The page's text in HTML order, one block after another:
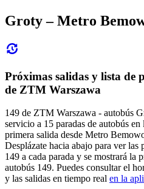
Groty – Metro
Próximas salidas y lista de
de ZTM Warszawa
149 de ZTM Warszawa - autobús
servicio a 15 paradas de autobús
primera salida desde Metro
Desplázate hacia abajo para ver las
149 a cada parada y se mostrará la
autobús 149. Puedes consultar el
y las salidas en tiempo real en la